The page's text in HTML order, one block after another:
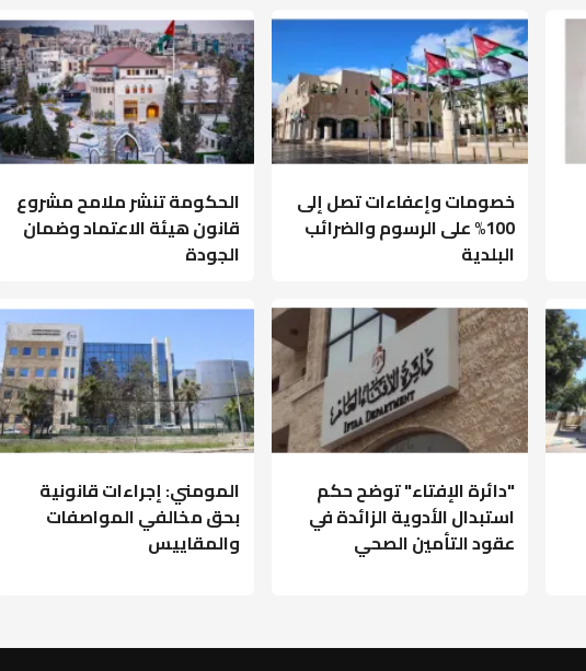
خصومات وإعفاءات تصل إلى
100% على الرسوم والضرائب
البلدية
الحكومة تنشر ملامح مشروع
قانون هيئة الاعتماد وضمان
الجودة
"دائرة الإفتاء" توضح حكم
استبدال الأدوية الزائدة في
عقود التأمين الصحي
المومني: إجراءات قانونية
بحق مخالفي المواصفات
والمقاييس